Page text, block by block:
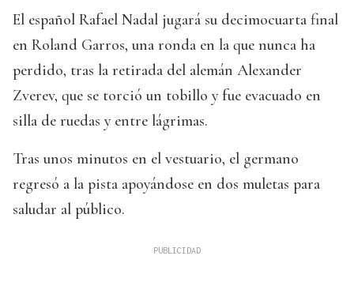
El español Rafael Nadal jugará su decimocuarta final
en Roland Garros, una ronda en la que nunca ha
perdido, tras la retirada del alemán Alexander
Zverev, que se torció un tobillo y fue evacuado en
silla de ruedas y entre lágrimas.
Tras unos minutos en el vestuario, el germano
regresó a la pista apoyándose en dos muletas para
saludar al público.